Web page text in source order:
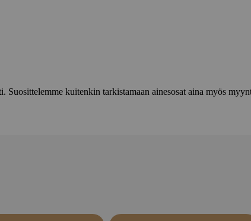
Suosittelemme kuitenkin tarkistamaan ainesosat aina myös